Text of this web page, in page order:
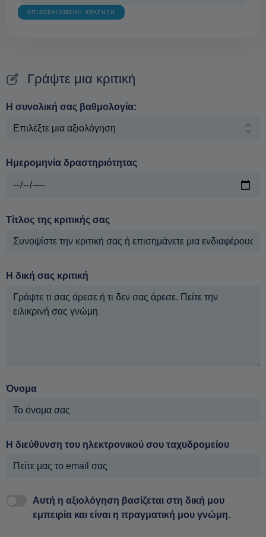
ΕΠΙΒΕΒΑΙΩΜΕΝΗ ΚΡΑΤΗΣΗ
Γράψτε μια κριτική
Η συνολική σας βαθμολογία:
Ημερομηνία δραστηριότητας
Τίτλος της κριτικής σας
Η δική σας κριτική
Όνομα
Η διεύθυνση του ηλεκτρονικού σου ταχυδρομείου
Αυτή η αξιολόγηση βασίζεται στη δική μου
εμπειρία και είναι η πραγματική μου γνώμη.